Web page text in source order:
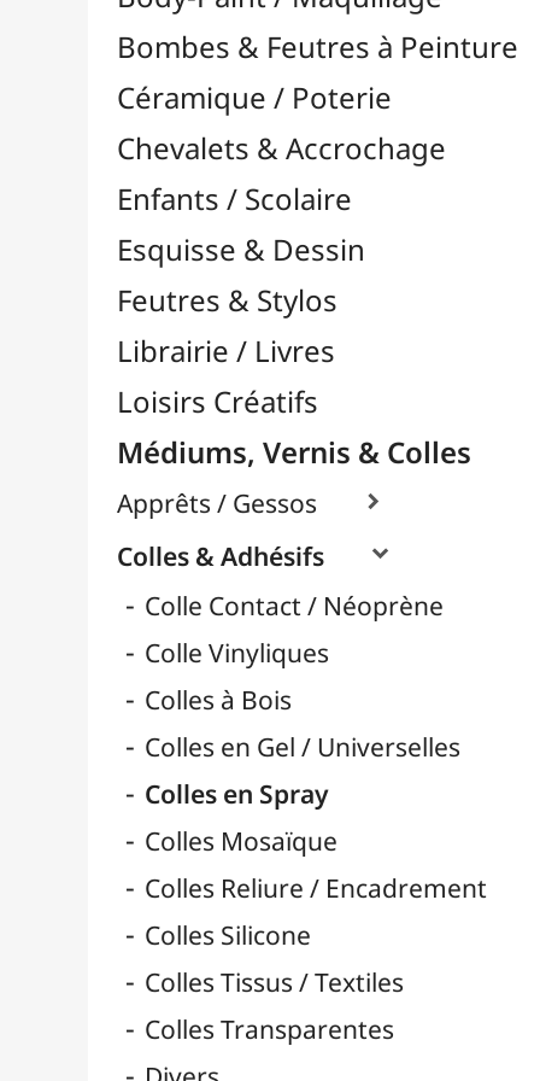
Feutres & Stylos
Librairie / Livres
Loisirs Créatifs
Médiums, Vernis & Colles
Apprêts / Gessos 
Colles & Adhésifs 
Colle Vinyliques
Colles à Bois
Colles en Gel / Universelles
Colles en Spray
Colles Reliure / Encadrement
Colles Silicone
Colles Transparentes
Pads 3D Adhésif Mousse
Pastilles & Patafix
Pistolets à Colle & Recharges
Rouleaux Double-Face
Super Glue & Epoxy
Bâtons de Colle
Fixatifs

Vernis / Protection 
Vernis-Colles